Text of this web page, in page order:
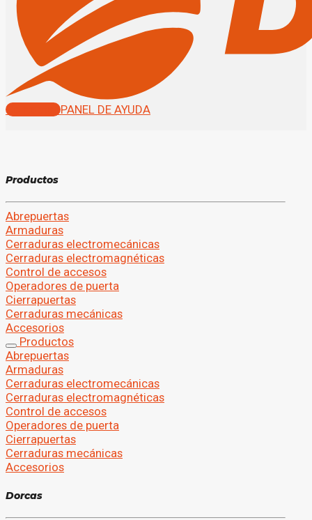
Contactar PANEL DE AYUDA
Productos
Abrepuertas
Armaduras
Cerraduras electromecánicas
Cerraduras electromagnéticas
Control de accesos
Operadores de puerta
Cierrapuertas
Cerraduras mecánicas
Accesorios
Productos
Abrepuertas
Armaduras
Cerraduras electromecánicas
Cerraduras electromagnéticas
Control de accesos
Operadores de puerta
Cierrapuertas
Cerraduras mecánicas
Accesorios
Dorcas